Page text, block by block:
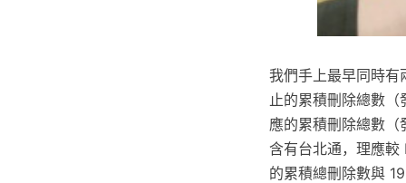
我們手上最早同時
止的累積刪除總數
應的累積刪除總數
含有台北通，理應
的累積總刪除數與